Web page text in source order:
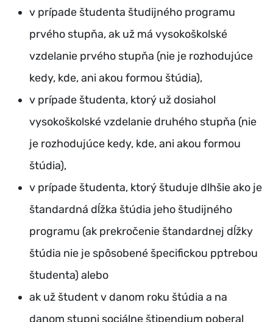
v prípade študenta študijného programu
prvého stupňa, ak už má vysokoškolské
vzdelanie prvého stupňa (nie je rozhodujúce
kedy, kde, ani akou formou štúdia),
v prípade študenta, ktorý už dosiahol
vysokoškolské vzdelanie druhého stupňa (nie
je rozhodujúce kedy, kde, ani akou formou
štúdia),
v prípade študenta, ktorý študuje dlhšie ako je
štandardná dĺžka štúdia jeho študijného
programu (ak prekročenie štandardnej dĺžky
štúdia nie je spôsobené špecifickou pptrebou
študenta) alebo
ak už študent v danom roku štúdia a na
danom stupni sociálne štipendium poberal